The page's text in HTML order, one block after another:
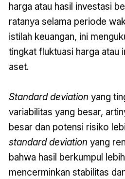
harga atau hasil investasi
ratanya selama periode
istilah keuangan, ini
tingkat fluktuasi harga atau
aset.
Standard deviation yang
variabilitas yang besar,
besar dan potensi risiko
standard deviation yang
bahwa hasil berkumpul
mencerminkan stabilitas